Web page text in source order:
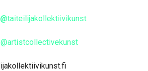
@taiteilijakollektiivikunst
@artistcollectivekunst